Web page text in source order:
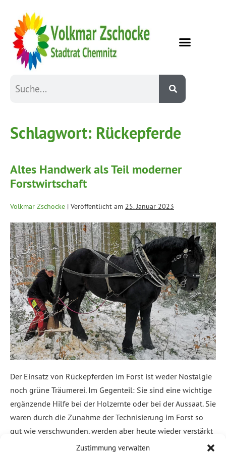
Zustimmung verwalten
Schlagwort: Rückepferde
Altes Handwerk als Teil moderner
Forstwirtschaft
Volkmar Zschocke | Veröffentlicht am 25. Januar 2023
Der Einsatz von Rückepferden im Forst ist weder Nostalgie
noch grüne Träumerei. Im Gegenteil: Sie sind eine wichtige
ergänzende Hilfe bei der Holzernte oder bei der Aussaat. Sie
waren durch die Zunahme der Technisierung im Forst so
gut wie verschwunden, werden aber heute wieder verstärkt
als Alternative zu Seilwinde oder schweren Fahrzeugen